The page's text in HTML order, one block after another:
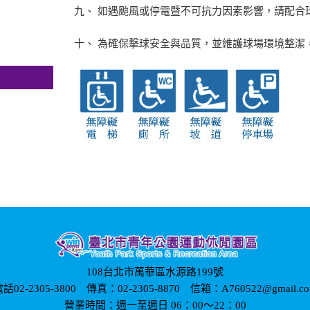
九、 如遇颱風或停電暨不可抗力因素影響，請配合
十、 為確保擊球安全與品質，並維護球場環境整潔
108台北市萬華區水源路199號
話02-2305-3800 傳真：02-2305-8870 信箱：
營業時間：週一至週日 06：00～22：00